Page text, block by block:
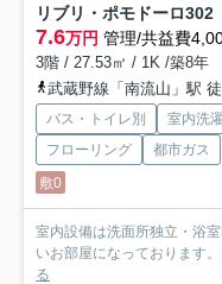
リブリ・ポモドーロ302
7.6万円 管理/共益費
3階 / 27.53㎡ / 1K /築8年
武蔵野線「南流山」駅
バス・トイレ別 室内洗
フローリング
都市ガス
敷0
室内設備は洗面所独立・浴
いお部屋になっております
る